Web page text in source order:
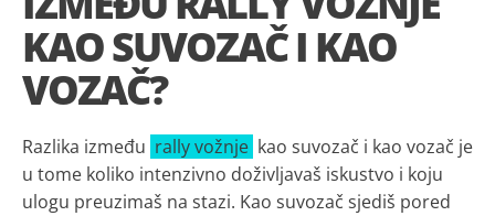
KAO SUVOZAČ I KAO
VOZAČ?
Razlika između rally vožnje kao suvozač i kao vozač je
u tome koliko intenzivno doživljavaš iskustvo i koju
ulogu preuzimaš na stazi. Kao suvozač sjediš pored